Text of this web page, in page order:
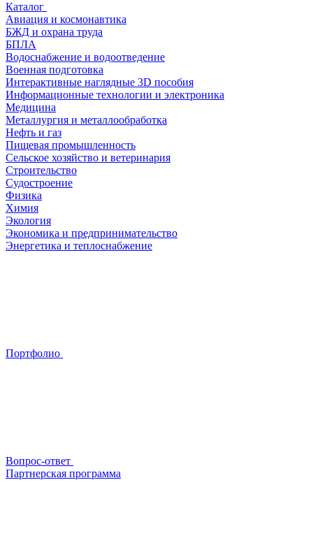
Каталог
Авиация и космонавтика
БЖД и охрана труда
БПЛА
Водоснабжение и водоотведение
Военная подготовка
Интерактивные наглядные 3D пособия
Информационные технологии и электроника
Медицина
Металлургия и металлообработка
Нефть и газ
Пищевая промышленность
Сельское хозяйство и ветеринария
Строительство
Судостроение
Физика
Химия
Экология
Экономика и предпринимательство
Энергетика и теплоснабжение
Портфолио
Вопрос-ответ
Партнерская программа